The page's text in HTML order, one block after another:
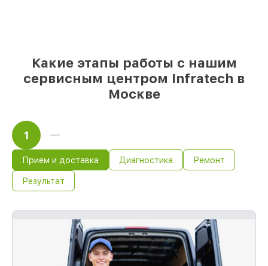
Какие этапы работы с нашим
сервисным центром Infratech в
Москве
1
Прием и доставка Диагностика Ремонт
Результат